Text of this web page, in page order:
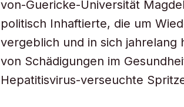
von-Guericke-Universität
politisch Inhaftierte, die um
vergeblich und in sich jahrelang
von Schädigungen im
Hepatitisvirus-verseuchte